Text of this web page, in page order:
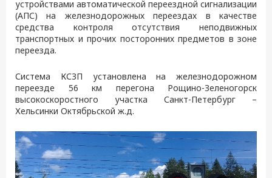
устройствами автоматической переездной сигнализации
(АПС) на железнодорожных переездах в качестве
средства контроля отсутствия неподвижных
транспортных и прочих посторонних предметов в зоне
переезда.
Система КСЗП установлена на железнодорожном
переезде 56 км перегона Рощино-Зеленогорск
высокоскоростного участка Санкт-Петербург –
Хельсинки Октябрьской ж.д.